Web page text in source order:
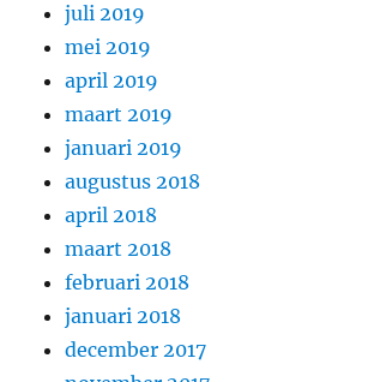
juli 2019
mei 2019
april 2019
maart 2019
januari 2019
augustus 2018
april 2018
maart 2018
februari 2018
januari 2018
december 2017